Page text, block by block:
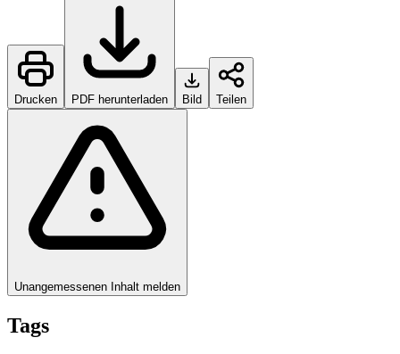
Drucken PDF herunterladen Bild Teilen
Unangemessenen Inhalt melden
Tags